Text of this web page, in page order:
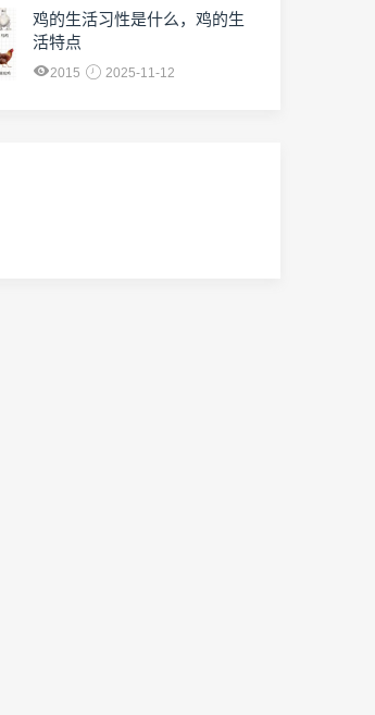
鸡的生活习性是什么，鸡的生
活特点
2015 2025-11-12